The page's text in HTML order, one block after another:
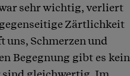
sehr wichtig, verliert
Zärtlichkeit
uns, Schmerzen und
Begegnung gibt es kein